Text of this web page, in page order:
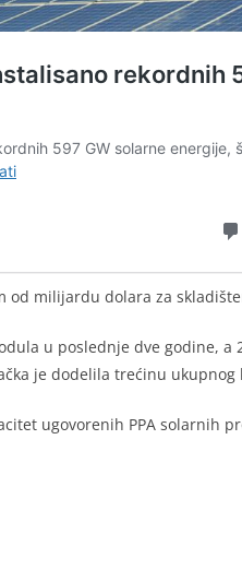
od milijardu dolara za
u poslednje dve godine, a
je dodelila trećinu ukupnog
ugovorenih PPA solarnih